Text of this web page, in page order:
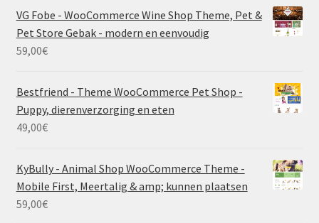
VG Fobe - WooCommerce Wine Shop Theme, Pet &
Pet Store Gebak - modern en eenvoudig
59,00€
Bestfriend - Theme WooCommerce Pet Shop -
Puppy, dierenverzorging en eten
49,00€
KyBully - Animal Shop WooCommerce Theme -
Mobile First, Meertalig & amp; kunnen plaatsen
59,00€